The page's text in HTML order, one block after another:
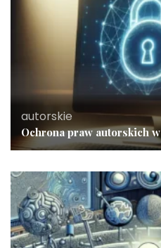
autorskie
Ochrona praw autorskich